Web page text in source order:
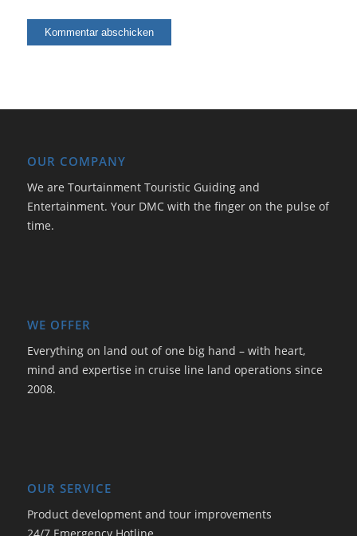
OUR COMPANY
We are Tourtainment Touristic Guiding and
Entertainment. Your DMC with the finger on the pulse of
time.
WE OFFER
Everything on land out of one big hand – with heart,
mind and expertise in cruise line land operations since
2008.
OUR SERVICE
Product development and tour improvements